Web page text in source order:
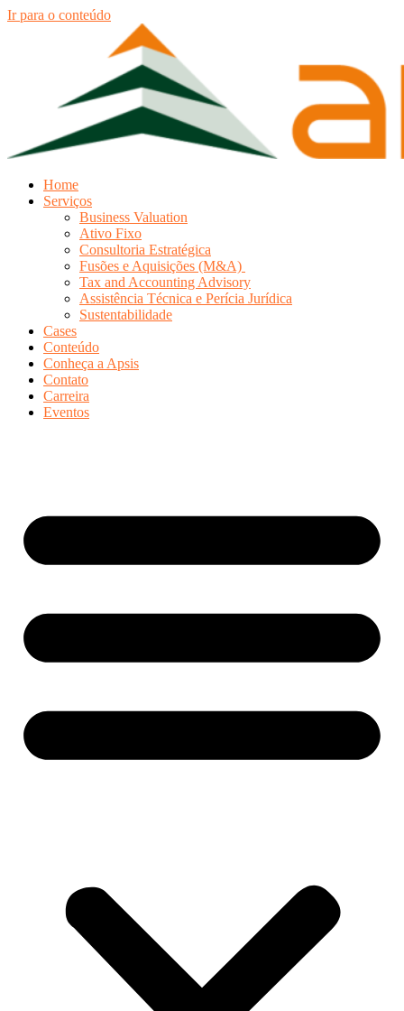
Ir para o conteúdo
Home
Serviços
Business Valuation
Ativo Fixo
Consultoria Estratégica
Fusões e Aquisições (M&A)
Tax and Accounting Advisory
Assistência Técnica e Perícia Jurídica
Sustentabilidade
Cases
Conteúdo
Conheça a Apsis
Contato
Carreira
Eventos